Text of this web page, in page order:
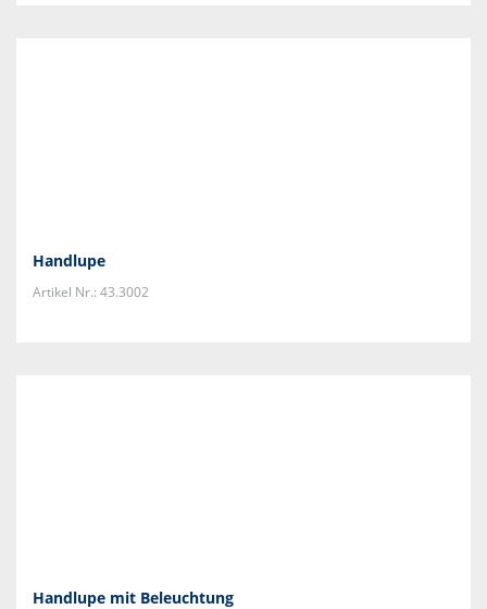
Handlupe
Artikel Nr.: 43.3002
Handlupe mit Beleuchtung